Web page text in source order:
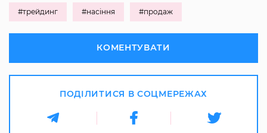
#трейдинг #насіння #продаж
КОМЕНТУВАТИ
ПОДІЛИТИСЯ В СОЦМЕРЕЖАХ